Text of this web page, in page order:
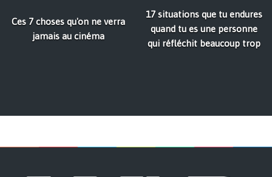
Ces 7 choses qu'on ne verra
jamais au cinéma
17 situations que tu endures
quand tu es une personne
qui réfléchit beaucoup trop